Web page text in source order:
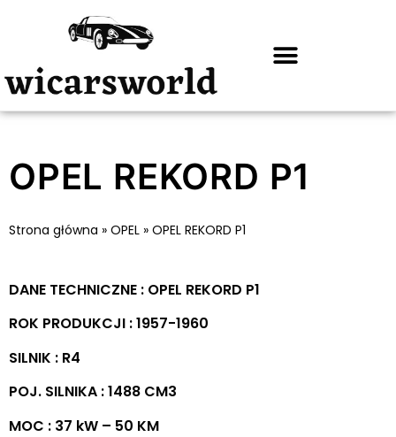
OPEL REKORD P1
Strona główna » OPEL » OPEL REKORD P1
DANE TECHNICZNE : OPEL REKORD P1
ROK PRODUKCJI : 1957-1960
SILNIK : R4
POJ. SILNIKA : 1488 CM3
MOC : 37 kW – 50 KM